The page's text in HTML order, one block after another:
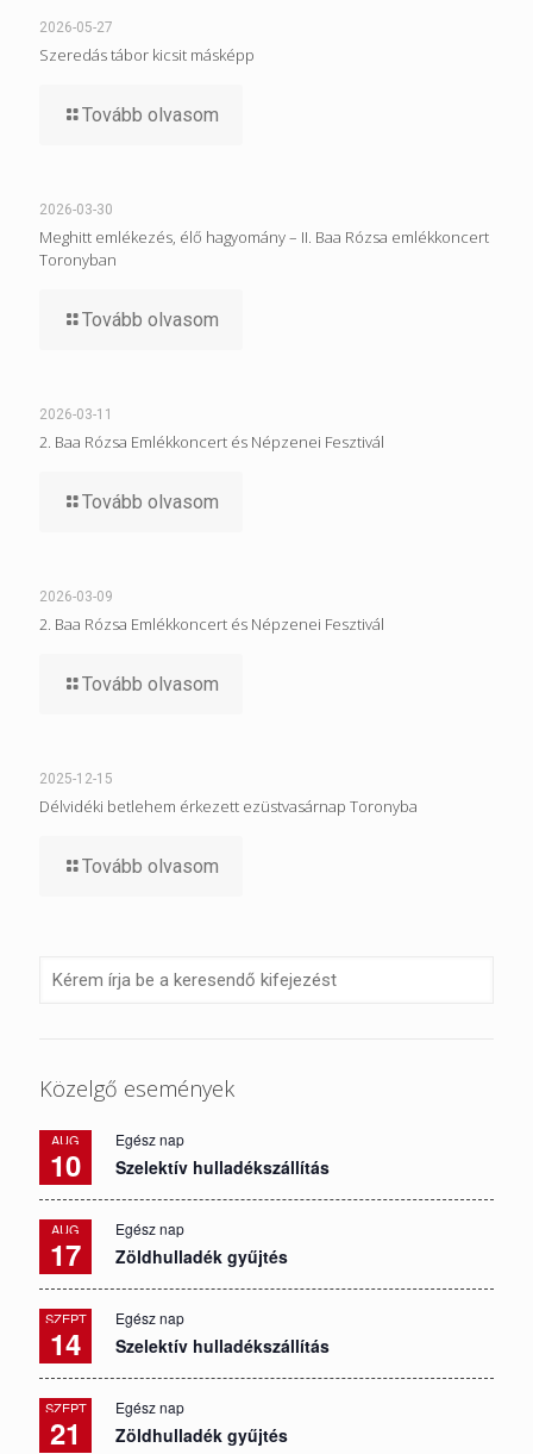
2026-05-27
Szeredás tábor kicsit másképp
Tovább olvasom
2026-03-30
Meghitt emlékezés, élő hagyomány – II. Baa Rózsa emlékkoncert
Toronyban
Tovább olvasom
2026-03-11
2. Baa Rózsa Emlékkoncert és Népzenei Fesztivál
Tovább olvasom
2026-03-09
2. Baa Rózsa Emlékkoncert és Népzenei Fesztivál
Tovább olvasom
2025-12-15
Délvidéki betlehem érkezett ezüstvasárnap Toronyba
Tovább olvasom
Közelgő események
AUG
10
Egész nap
Szelektív hulladékszállítás
AUG
17
Egész nap
Zöldhulladék gyűjtés
SZEPT
14
Egész nap
Szelektív hulladékszállítás
SZEPT
21
Egész nap
Zöldhulladék gyűjtés